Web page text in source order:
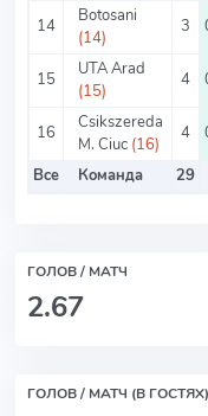
14
Botosani
(14)
3
15
UTA Arad
(15)
4
16
Csikszereda
M. Ciuc (16)
4
Все
Команда 29
ГОЛОВ / МАТЧ
2.67
ГОЛОВ / МАТЧ (В ГОСТЯХ)